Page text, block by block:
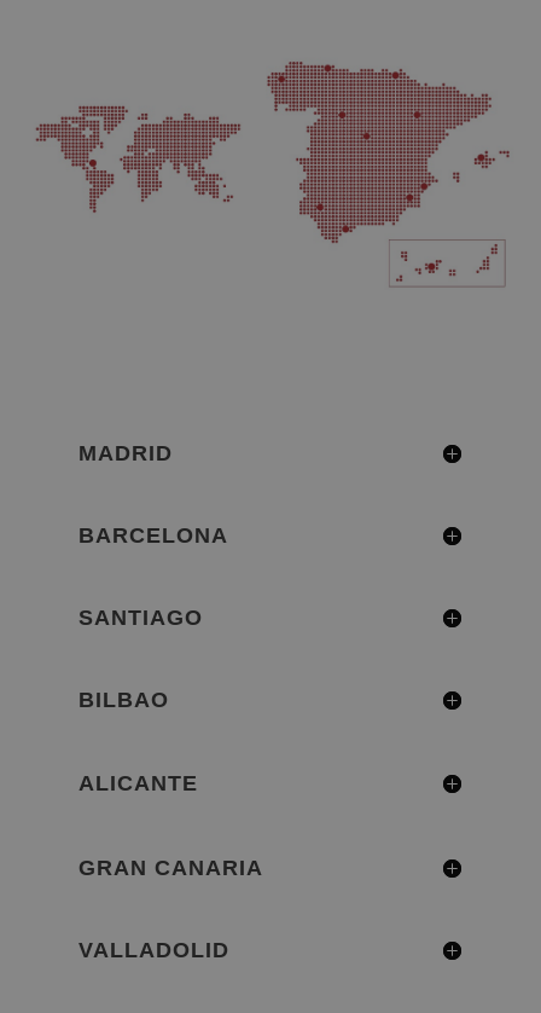
MADRID
BARCELONA
SANTIAGO
BILBAO
ALICANTE
GRAN CANARIA
VALLADOLID